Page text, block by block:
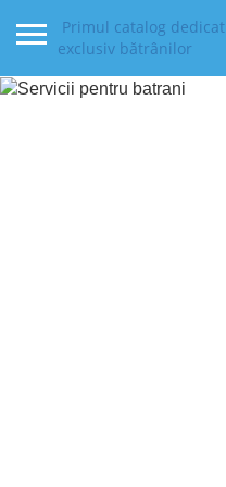
Primul catalog dedicat
exclusiv bătrânilor